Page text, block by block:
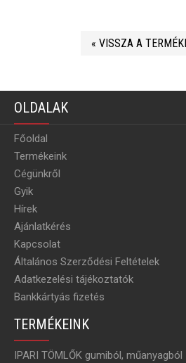
« VISSZA A
OLDALAK
Főoldal
Termékeink
Cégünkről
Gyik
Hírek
Ajánlatkérés
Kapcsolat
Általános Szerződési Feltételek
Adatkezelési tájékoztatók
Bankkártyás fizetés
TERMÉKEINK
IPARI TÖMLŐK gumiból, műanyagból